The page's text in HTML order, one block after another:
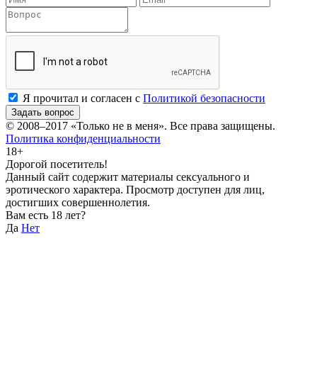
Я прочитал и согласен с Политикой безопасности
Задать вопрос
© 2008–2017 «Только не в меня». Все права защищены.
Политика конфиденциальности
18+
Дорогой посетитель!
Данный сайт содержит материалы сексуального и
эротического характера. Просмотр доступен для лиц,
достигших совершеннолетия.
Вам есть 18 лет?
Да Нет